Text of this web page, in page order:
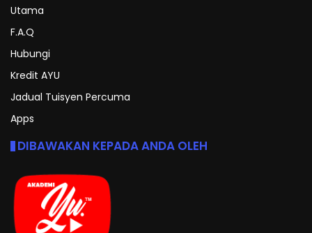
Utama
F.A.Q
Hubungi
Kredit AYU
Jadual Tuisyen Percuma
Apps
DIBAWAKAN KEPADA ANDA OLEH